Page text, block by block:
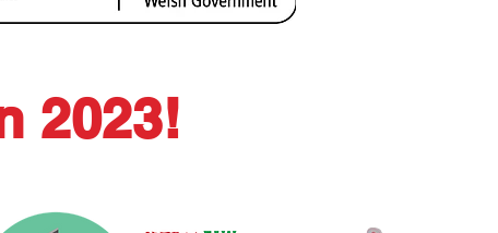
2023!